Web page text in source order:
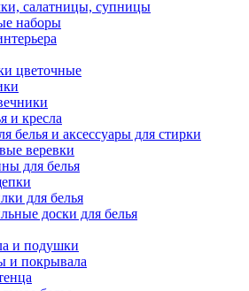
салатницы, супницы
наборы
цветочные
и кресла
белья и аксессуары для стирки
веревки
для белья
для белья
доски для белья
и подушки
и покрывала